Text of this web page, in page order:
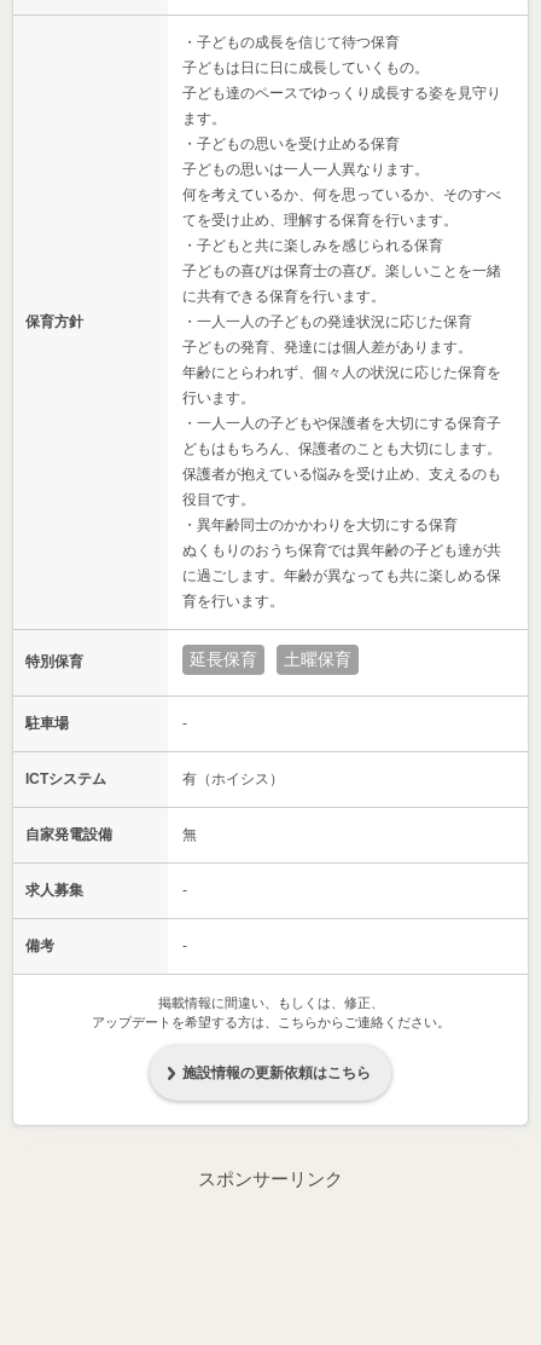
保育方針
・子どもの成長を信じて待つ保育
子どもは日に日に成長していくもの。
子ども達のペースでゆっくり成長する姿を見守り
ます。
・子どもの思いを受け止める保育
子どもの思いは一人一人異なります。
何を考えているか、何を思っているか、そのすべ
てを受け止め、理解する保育を行います。
・子どもと共に楽しみを感じられる保育
子どもの喜びは保育士の喜び。楽しいことを一緒
に共有できる保育を行います。
・一人一人の子どもの発達状況に応じた保育
子どもの発育、発達には個人差があります。
年齢にとらわれず、個々人の状況に応じた保育を
行います。
・一人一人の子どもや保護者を大切にする保育子
どもはもちろん、保護者のことも大切にします。
保護者が抱えている悩みを受け止め、支えるのも
役目です。
・異年齢同士のかかわりを大切にする保育
ぬくもりのおうち保育では異年齢の子ども達が共
に過ごします。年齢が異なっても共に楽しめる保
育を行います。
特別保育 延長保育 土曜保育
駐車場 -
ICTシステム 有（ホイシス）
自家発電設備 無
求人募集 -
備考 -
掲載情報に間違い、もしくは、修正、
アップデートを希望する方は、こちらからご連絡ください。
施設情報の更新依頼はこちら
スポンサーリンク